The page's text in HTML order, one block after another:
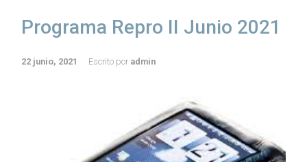
Programa Repro II Junio 2021
22 junio, 2021 Escrito por admin